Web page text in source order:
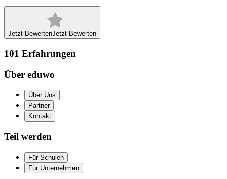
Jetzt BewertenJetzt Bewerten
101 Erfahrungen
Über eduwo
Über Uns
Partner
Kontakt
Teil werden
Für Schulen
Für Unternehmen